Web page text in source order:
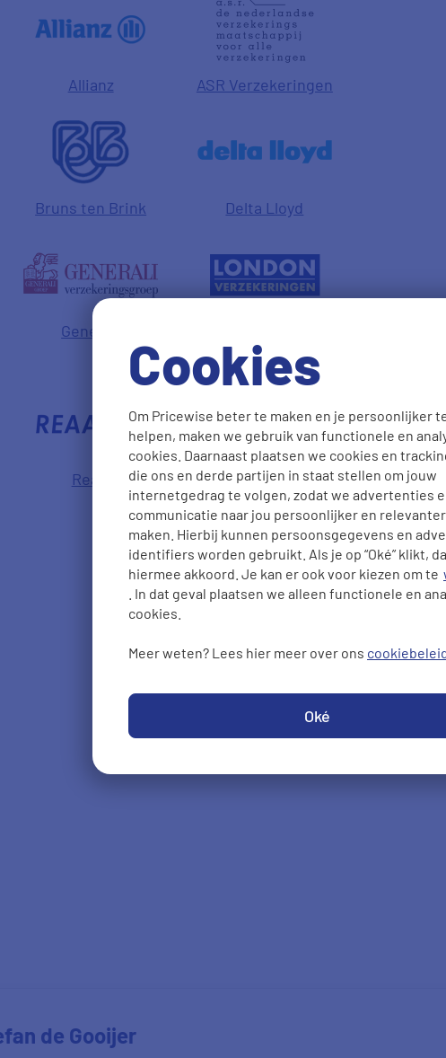
Cookies
Om Pricewise beter te maken en je persoonlijker
helpen, maken we gebruik van functionele en
cookies. Daarnaast plaatsen we cookies en
die ons en derde partijen in staat stellen om jouw
internetgedrag te volgen, zodat we advertenties
communicatie naar jou persoonlijker en
maken. Hierbij kunnen persoonsgegevens en
identifiers worden gebruikt. Als je op “Oké” klikt,
hiermee akkoord. Je kan er ook voor kiezen om te
. In dat geval plaatsen we alleen functionele en
cookies.
Meer weten? Lees hier meer over ons
Oké
Allianz ASR Verzekeringen
Bruns ten Brink Delta Lloyd
Generali
Verzekeringen
Reaal
de Gooijer